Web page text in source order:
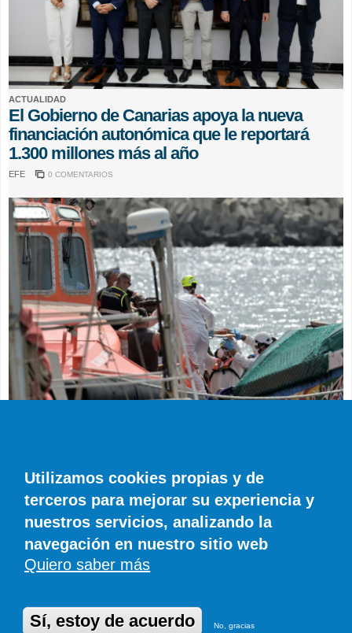
ACTUALIDAD
El Gobierno de Canarias apoya la nueva
financiación autonómica que le reportará
1.300 millones más al año
EFE 0 COMENTARIOS
Hierro
EFE 0 COMENTARIOS
© SIROCO INFORMACIÓN SL | Tel. 828 081 655 | Móvil y WhatsApp 606 845
886 |info@diariodefuerteventura.com
Publicidad
Aviso legal| Política de cookies
Desarrollado en Drupal por Suomitech
Utilizamos cookies propias y de
terceros para mejorar su experiencia y
nuestros servicios, analizando la
navegación en nuestro sitio web
Quiero saber más
Sí, estoy de acuerdo No, gracias